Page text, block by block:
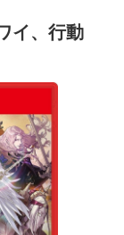
イ、行動